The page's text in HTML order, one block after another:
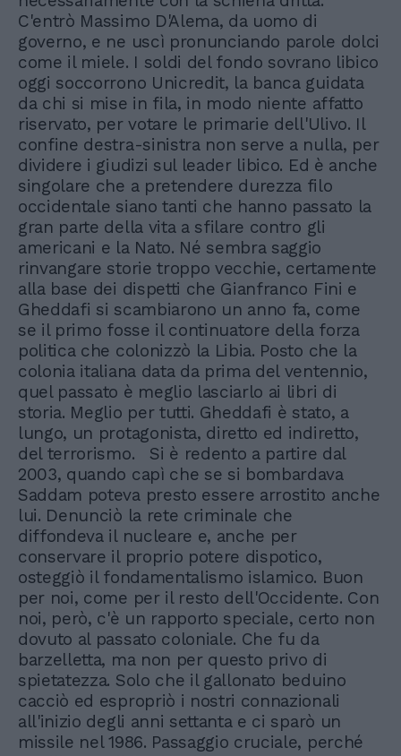
C'entrò Massimo D'Alema, da uomo di
governo, e ne uscì pronunciando parole dolci
come il miele. I soldi del fondo sovrano libico
oggi soccorrono Unicredit, la banca guidata
da chi si mise in fila, in modo niente affatto
riservato, per votare le primarie dell'Ulivo. Il
confine destra-sinistra non serve a nulla, per
dividere i giudizi sul leader libico. Ed è anche
singolare che a pretendere durezza filo
occidentale siano tanti che hanno passato la
gran parte della vita a sfilare contro gli
americani e la Nato. Né sembra saggio
rinvangare storie troppo vecchie, certamente
alla base dei dispetti che Gianfranco Fini e
Gheddafi si scambiarono un anno fa, come
se il primo fosse il continuatore della forza
politica che colonizzò la Libia. Posto che la
colonia italiana data da prima del ventennio,
quel passato è meglio lasciarlo ai libri di
storia. Meglio per tutti. Gheddafi è stato, a
lungo, un protagonista, diretto ed indiretto,
del terrorismo. Si è redento a partire dal
2003, quando capì che se si bombardava
Saddam poteva presto essere arrostito anche
lui. Denunciò la rete criminale che
diffondeva il nucleare e, anche per
conservare il proprio potere dispotico,
osteggiò il fondamentalismo islamico. Buon
per noi, come per il resto dell'Occidente. Con
noi, però, c'è un rapporto speciale, certo non
dovuto al passato coloniale. Che fu da
barzelletta, ma non per questo privo di
spietatezza. Solo che il gallonato beduino
cacciò ed espropriò i nostri connazionali
all'inizio degli anni settanta e ci sparò un
missile nel 1986. Passaggio cruciale, perché